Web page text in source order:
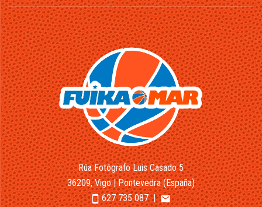
Rúa Fotógrafo Luis Casado 5
36209, Vigo | Pontevedra (España)
smartphone627 735 087|email